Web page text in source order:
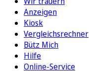
Anzeigen
Kiosk
Vergleichsrechner
Bütz Mich
Hilfe
Online-Service